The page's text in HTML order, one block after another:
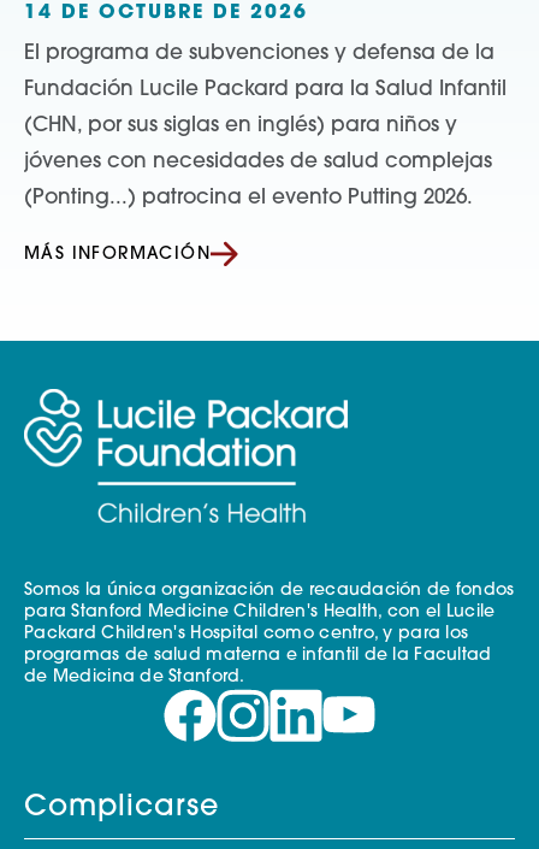
14 DE OCTUBRE DE 2026
El programa de subvenciones y defensa de la
Fundación Lucile Packard para la Salud Infantil
(CHN, por sus siglas en inglés) para niños y
jóvenes con necesidades de salud complejas
(Ponting...) patrocina el evento Putting 2026.
MÁS INFORMACIÓN
Somos la única organización de recaudación de fondos
para Stanford Medicine Children's Health, con el Lucile
Packard Children's Hospital como centro, y para los
programas de salud materna e infantil de la Facultad
de Medicina de Stanford.
Complicarse